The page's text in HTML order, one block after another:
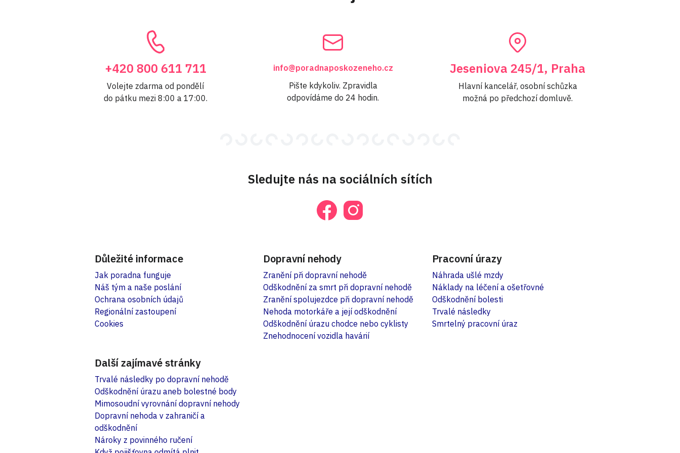
+420 800 611 711
Volejte zdarma od pondělí
do pátku mezi 8:00 a 17:00.
info@poradnaposkozeneho.cz
Pište kdykoliv. Zpravidla
odpovídáme do 24 hodin.
Jeseniova 245/1, Praha
Hlavní kancelář, osobní schůzka
možná po předchozí domluvě.
Sledujte nás na sociálních sítích
Důležité informace
Jak poradna funguje
Náš tým a naše poslání
Ochrana osobních údajů
Regionální zastoupení
Cookies
Dopravní nehody
Zranění při dopravní nehodě
Odškodnění za smrt při dopravní nehodě
Zranění spolujezdce při dopravní nehodě
Nehoda motorkáře a její odškodnění
Odškodnění úrazu chodce nebo cyklisty
Znehodnocení vozidla havárií
Pracovní úrazy
Náhrada ušlé mzdy
Náklady na léčení a ošetřovné
Odškodnění bolesti
Trvalé následky
Smrtelný pracovní úraz
Další zajímavé stránky
Trvalé následky po dopravní nehodě
Odškodnění úrazu aneb bolestné body
Mimosoudní vyrovnání dopravní nehody
Dopravní nehoda v zahraničí a
odškodnění
Nároky z povinného ručení